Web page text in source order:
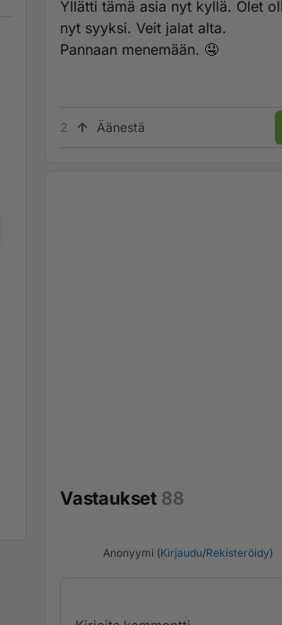
Yllätti tämä asia nyt kyllä. Olet
nyt syyksi. Veit jalat alta.
Pannaan menemään. 🤤
2 Äänestä
Vastaukset 88
Anonyymi (Kirjaudu/Rekisteröidy)